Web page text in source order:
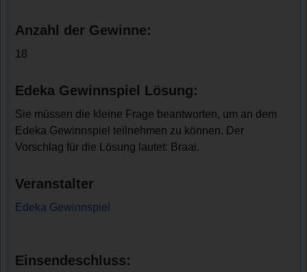
Anzahl der Gewinne:
18
Edeka Gewinnspiel Lösung:
Sie müssen die kleine Frage beantworten, um an dem
Edeka Gewinnspiel teilnehmen zu können. Der
Vorschlag für die Lösung lautet: Braai.
Veranstalter
Edeka Gewinnspiel
Einsendeschluss: